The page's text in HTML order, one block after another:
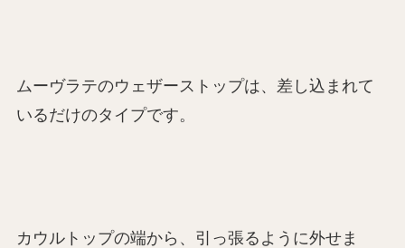
ムーヴラテのウェザーストップは、差し込まれて
いるだけのタイプです。
カウルトップの端から、引っ張るように外せま